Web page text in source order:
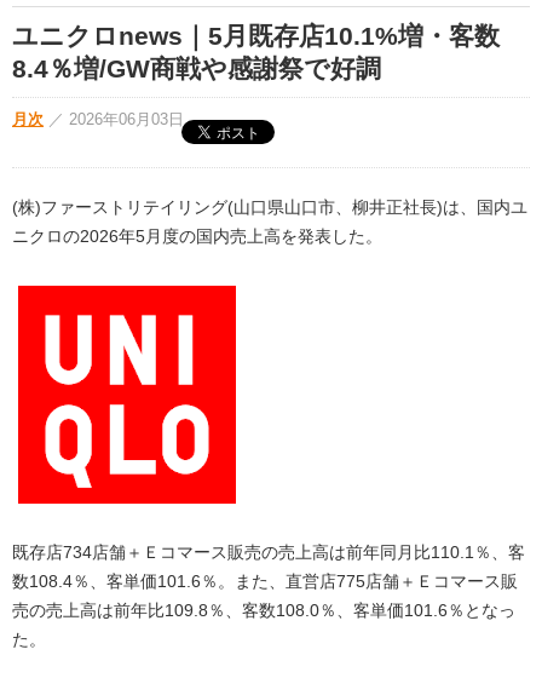
ユニクロnews｜5月既存店10.1%増・客数
8.4％増/GW商戦や感謝祭で好調
月次 ／ 2026年06月03日
(株)ファーストリテイリング(山口県山口市、柳井正社長)は、国内ユ
ニクロの2026年5月度の国内売上高を発表した。
既存店734店舗＋Ｅコマース販売の売上高は前年同月比110.1％、客
数108.4％、客単価101.6％。また、直営店775店舗＋Ｅコマース販
売の売上高は前年比109.8％、客数108.0％、客単価101.6％となっ
た。